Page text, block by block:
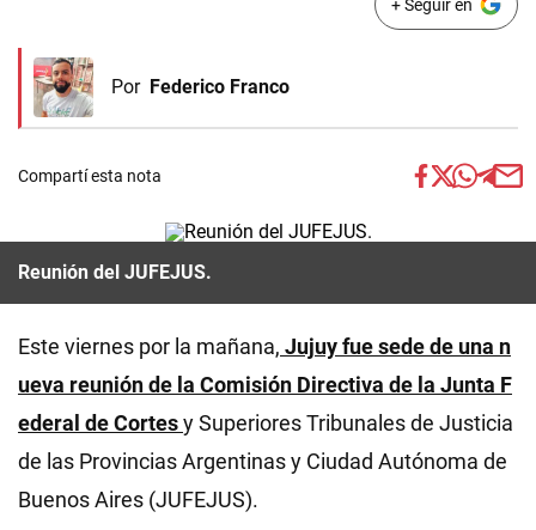
+ Seguir en
Por Federico Franco
Compartí esta nota
Reunión del JUFEJUS.
Este viernes por la mañana, Jujuy fue sede de una n
ueva reunión de la Comisión Directiva de la Junta F
ederal de Cortesy Superiores Tribunales de Justicia
de las Provincias Argentinas y Ciudad Autónoma de
Buenos Aires (JUFEJUS).